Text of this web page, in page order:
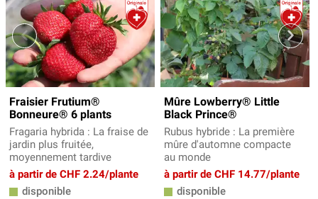
Fraisier Frutium®
Bonneure® 6 plants
Fragaria hybrida : La fraise de
jardin plus fruitée,
moyennement tardive
à partir de CHF 2.24/plante
disponible
Mûre Lowberry® Little
Black Prince®
Rubus hybride : La première
mûre d'automne compacte
au monde
à partir de CHF 14.77/plante
disponible